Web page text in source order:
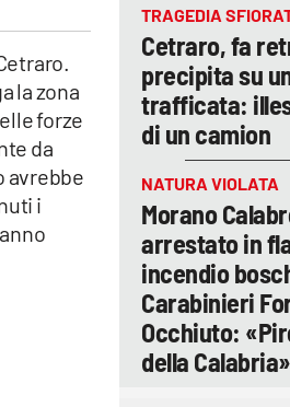
la zona
forze
da
avrebbe
i
TRAGEDIA
Cetraro, fa
precipita su
trafficata:
di un camion
NATURA VIOLATA
Morano
arrestato in
incendio
Carabinieri
Occhiuto:
della Calabria»